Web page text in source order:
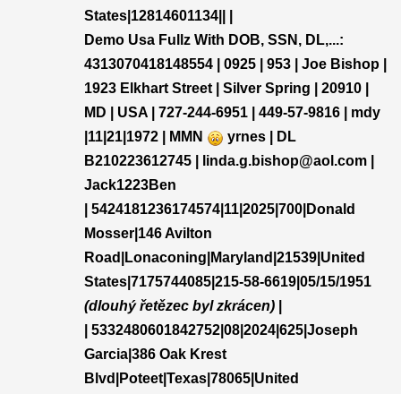
States|12814601134|| |
Demo Usa Fullz With DOB, SSN, DL,...:
4313070418148554 | 0925 | 953 | Joe Bishop |
1923 Elkhart Street | Silver Spring | 20910 |
MD | USA | 727-244-6951 | 449-57-9816 | mdy
|11|21|1972 | MMN
yrnes | DL
B210223612745 | linda.g.bishop@aol.com |
Jack1223Ben
| 5424181236174574|11|2025|700|Donald
Mosser|146 Avilton
Road|Lonaconing|Maryland|21539|United
States|7175744085|215-58-6619|05/15/1951
(dlouhý řetězec byl zkrácen)
| 5332480601842752|08|2024|625|Joseph
Garcia|386 Oak Krest
Blvd|Poteet|Texas|78065|United